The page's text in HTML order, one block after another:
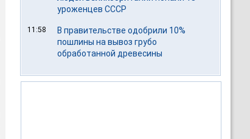
уроженцев СССР
11:58
В правительстве одобрили 10%
пошлины на вывоз грубо
обработанной древесины